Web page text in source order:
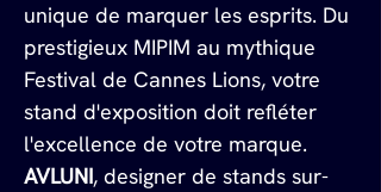
unique de marquer les esprits. Du
prestigieux MIPIM au mythique
Festival de Cannes Lions, votre
stand d'exposition doit refléter
l'excellence de votre marque.
AVLUNI, designer de stands sur-